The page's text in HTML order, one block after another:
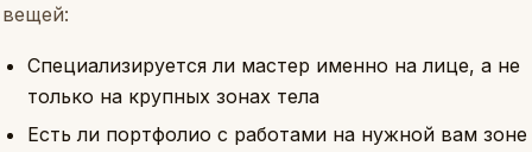
вещей:
Специализируется ли мастер именно на лице, а не
только на крупных зонах тела
Есть ли портфолио с работами на нужной вам зоне